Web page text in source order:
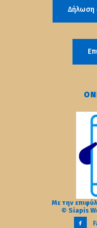
Δήλωση
Με την
© Siapis